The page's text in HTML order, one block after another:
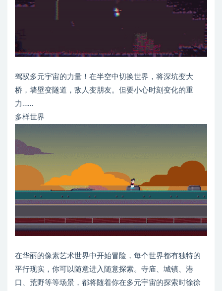
驾驭多元宇宙的力量！在半空中切换世界，将深坑变大
桥，墙壁变隧道，敌人变朋友。但要小心时刻变化的重
力……
多样世界
在华丽的像素艺术世界中开始冒险，每个世界都有独特的
平行现实，你可以随意进入随意探索。寺庙、城镇、港
口、荒野等等场景，都将随着你在多元宇宙的探索时徐徐